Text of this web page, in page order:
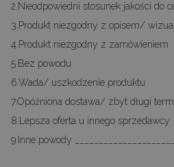
2.Nieodpowiedni stosunek jakości do
3.Produkt niezgodny z opisem/
4.Produkt niezgodny z zamówieniem
5.Bez powodu
6.Wada/ uszkodzenie produktu
7.Opóźniona dostawa/ zbyt długi
8.Lepsza oferta u innego sprzedawcy
9.Inne powody